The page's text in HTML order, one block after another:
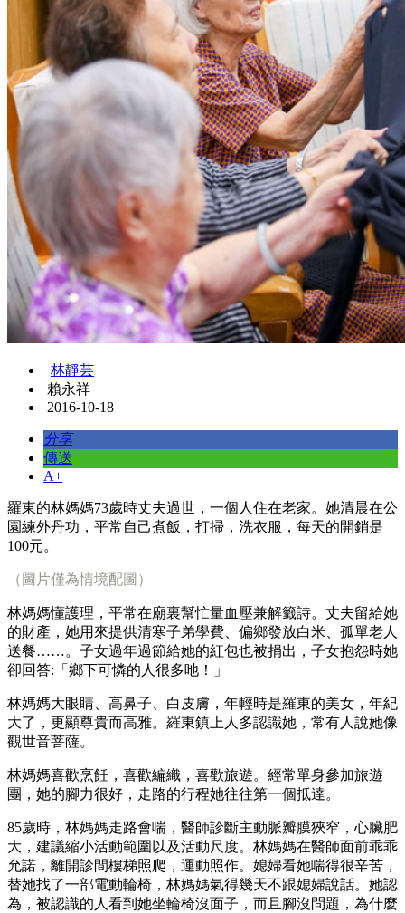
林靜芸
賴永祥
2016-10-18
分享
傳送
A+
羅東的林媽媽73歲時丈夫過世，一個人住在老家。她清晨在公
園練外丹功，平常自己煮飯，打掃，洗衣服，每天的開銷是
100元。
（圖片僅為情境配圖）
林媽媽懂護理，平常在廟裏幫忙量血壓兼解籤詩。丈夫留給她
的財產，她用來提供清寒子弟學費、偏鄉發放白米、孤單老人
送餐……。子女過年過節給她的紅包也被捐出，子女抱怨時她
卻回答:「鄉下可憐的人很多吔！」
林媽媽大眼睛、高鼻子、白皮膚，年輕時是羅東的美女，年紀
大了，更顯尊貴而高雅。羅東鎮上人多認識她，常有人說她像
觀世音菩薩。
林媽媽喜歡烹飪，喜歡編織，喜歡旅遊。經常單身參加旅遊
團，她的腳力很好，走路的行程她往往第一個抵達。
85歲時，林媽媽走路會喘，醫師診斷主動脈瓣膜狹窄，心臟肥
大，建議縮小活動範圍以及活動尺度。林媽媽在醫師面前乖乖
允諾，離開診間樓梯照爬，運動照作。媳婦看她喘得很辛苦，
替她找了一部電動輪椅，林媽媽氣得幾天不跟媳婦說話。她認
為，被認識的人看到她坐輪椅沒面子，而且腳沒問題，為什麼